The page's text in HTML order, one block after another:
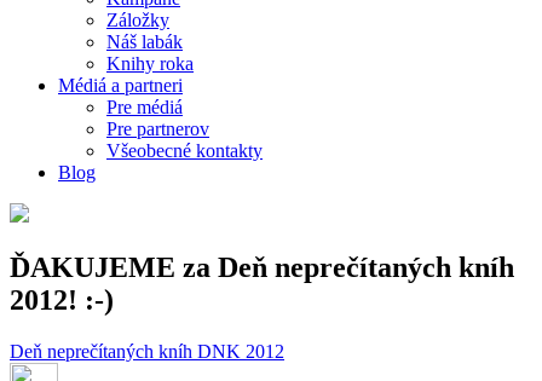
Záložky
Náš labák
Knihy roka
Médiá a partneri
Pre médiá
Pre partnerov
Všeobecné kontakty
Blog
ĎAKUJEME za Deň neprečítaných kníh
2012! :-)
Deň neprečítaných kníh DNK 2012